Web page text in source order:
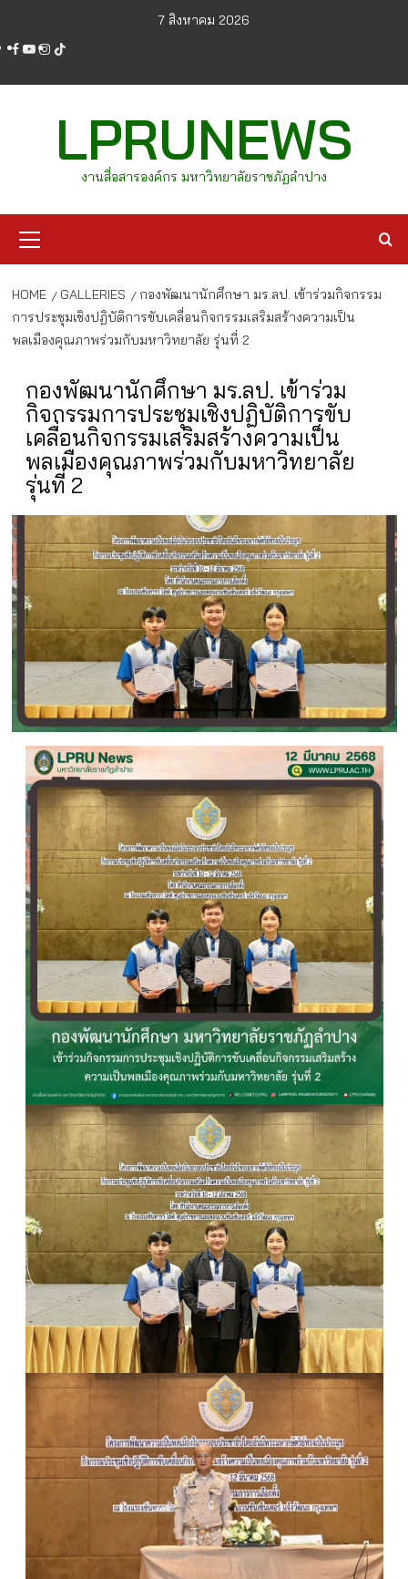
content
7 สิงหาคม 2026
facebook
youtube
instagram
tiktok
LPRUNEWS
งานสื่อสารองค์กร มหาวิทยาลัยราชภัฏลำปาง
Menu
HOME GALLERIES
กองพัฒนานักศึกษา มร.ลป. เข้าร่วมกิจกรรม
การประชุมเชิงปฏิบัติการขับเคลื่อนกิจกรรมเสริมสร้างความเป็น
พลเมืองคุณภาพร่วมกับมหาวิทยาลัย รุ่นที่ 2
กองพัฒนานักศึกษา มร.ลป. เข้าร่วม
กิจกรรมการประชุมเชิงปฏิบัติการขับ
เคลื่อนกิจกรรมเสริมสร้างความเป็น
พลเมืองคุณภาพร่วมกับมหาวิทยาลัย
รุ่นที่ 2